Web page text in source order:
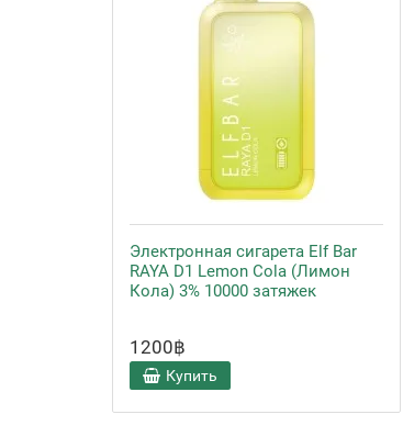
Электронная сигарета Elf Bar
RAYA D1 Lemon Cola (Лимон
Кола) 3% 10000 затяжек
1200฿
Купить